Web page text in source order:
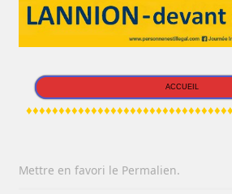
ACCUEIL
Mettre en favori le Permalien.